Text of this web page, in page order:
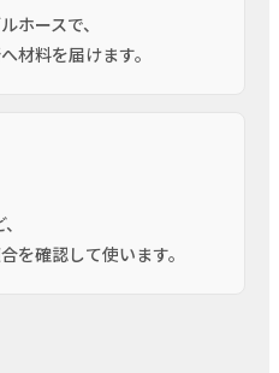
ホースで、
材料を届けます。
を確認して使います。